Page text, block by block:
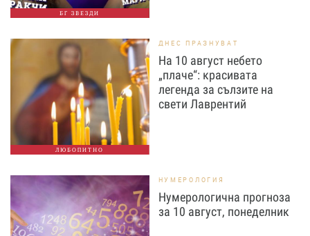
БГ ЗВЕЗДИ
ЛЮБОПИТНО
ДНЕС ПРАЗНУВАТ
На 10 август небето
„плаче“: красивата
легенда за сълзите на
свети Лаврентий
НУМЕРОЛОГИЯ
Нумерологична прогноза
за 10 август, понеделник